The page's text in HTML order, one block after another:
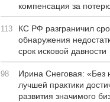
компенсация за
113
КС РФ разграничил
обнаружения
срок исковой давности
98
Ирина Снеговая: «Без
лучшей практики
развития значимого